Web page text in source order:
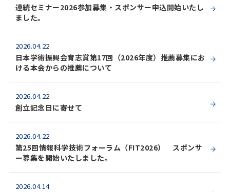
連続セミナー2026参加募集・スポンサー申込開始いたし
ました。
2026.04.22
日本学術振興会育志賞第17回（2026年度）推薦募集にお
ける本会からの推薦について
2026.04.22
創立記念日に寄せて
2026.04.22
第25回情報科学技術フォーラム（FIT2026） スポンサ
ー募集を開始いたしました。
2026.04.14